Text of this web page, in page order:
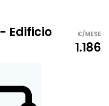
- Edificio
€/MESE
1.186